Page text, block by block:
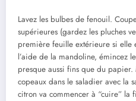
Lavez les bulbes de fenouil.
supérieures (gardez les pluches
première feuille extérieure si elle
l’aide de la mandoline, émincez
presque aussi fins que du
copeaux dans le saladier avec la
citron va commencer à “cuire” la